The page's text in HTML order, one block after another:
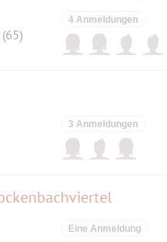
(65)
4 Anmeldungen
3 Anmeldungen
Eine Anmeldung